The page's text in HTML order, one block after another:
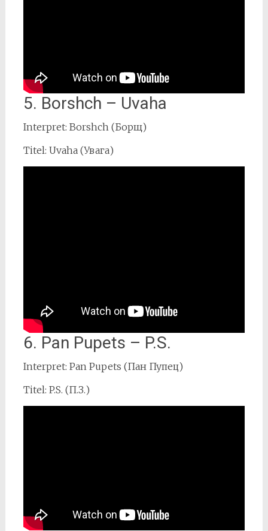
5. Borshch – Uvaha
Interpret: Borshch (Борщ)
Titel: Uvaha (Увага)
6. Pan Pupets – P.S.
Interpret: Pan Pupets (Пан Пупец)
Titel: P.S. (П.З.)